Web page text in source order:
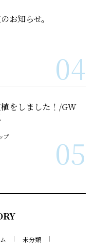
お知らせ。
04
をしました！/GW
プ 05
未分類